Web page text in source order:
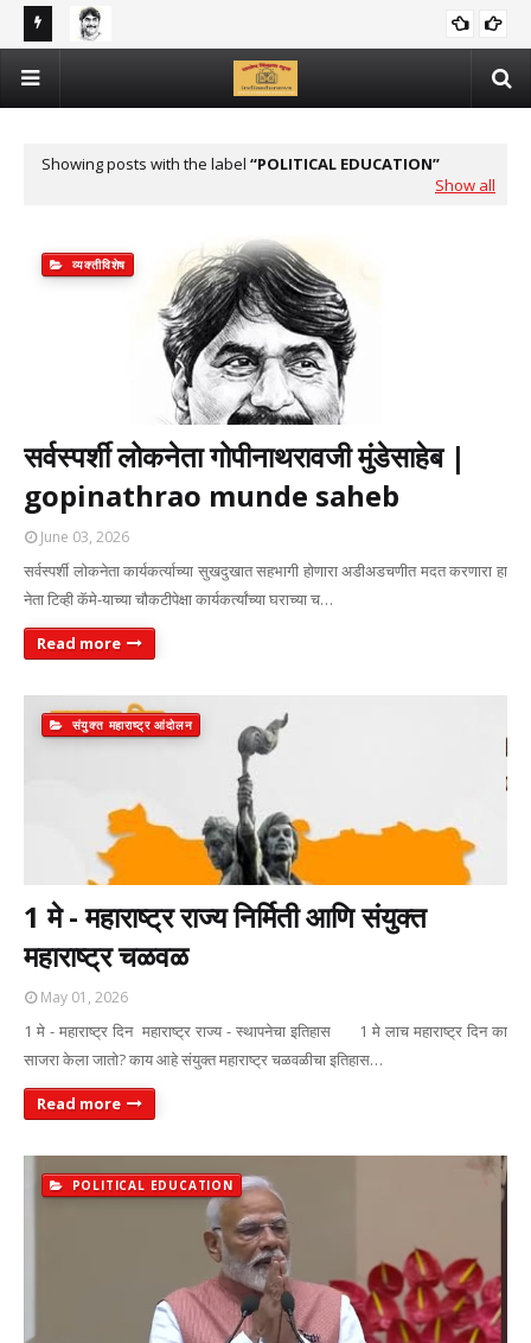
सर्वस्पर्शी लोकनेता गोपीनाथरावजी मुंडेसाहेब | gopinathrao munde saheb
GOPINATHRAO MUNDE SAHEB MAHITI IN MARATHI
सुट्टीत विद्यार्थ्यासाठी भन्नाट उपक्रम व प्रकल्प | activites and projects
for personality development of students in vacation
EDUCATIONAL NEWS
Showing posts with the label
POLITICAL EDUCATION
Show all
व्यक्तीविशेष
सर्वस्पर्शी लोकनेता गोपीनाथरावजी मुंडेसाहेब |
gopinathrao munde saheb
June 03, 2026
सर्वस्पर्शी लोकनेता कार्यकर्त्याच्या सुखदुखात सहभागी होणारा अडीअडचणीत मदत करणारा हा
नेता टिव्ही कॅमे-याच्या चौकटीपेक्षा कार्यकर्त्यांच्या घराच्या च…
Read more
संयुक्त महाराष्ट्र आंदोलन
1 मे - महाराष्ट्र राज्य निर्मिती आणि संयुक्त
महाराष्ट्र चळवळ
May 01, 2026
1 मे - महाराष्ट्र दिन महाराष्ट्र राज्य - स्थापनेचा इतिहास 1 मे लाच महाराष्ट्र दिन का
साजरा केला जातो? काय आहे संयुक्त महाराष्ट्र चळवळीचा इतिहास…
Read more
POLITICAL EDUCATION